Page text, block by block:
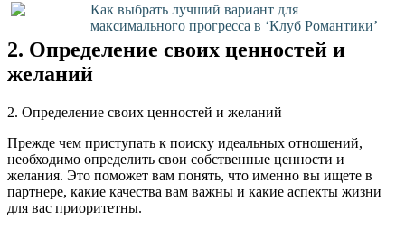
Как выбрать лучший вариант для
максимального прогресса в ‘Клуб Романтики’
2. Определение своих ценностей и
желаний
2. Определение своих ценностей и желаний
Прежде чем приступать к поиску идеальных отношений,
необходимо определить свои собственные ценности и
желания. Это поможет вам понять, что именно вы ищете в
партнере, какие качества вам важны и какие аспекты жизни
для вас приоритетны.